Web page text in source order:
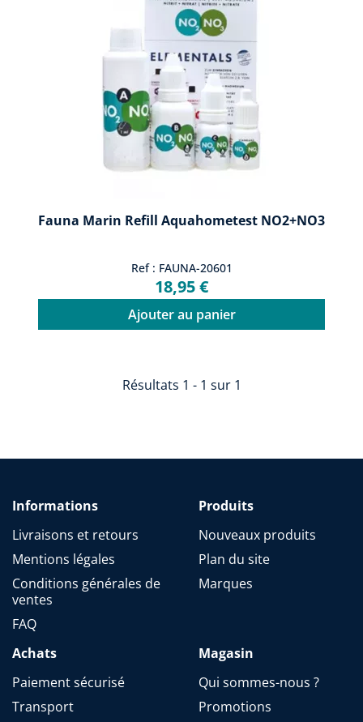
Fauna Marin Refill Aquahometest NO2+NO3
Ref : FAUNA-20601
18,95 €
Ajouter au panier
Résultats 1 - 1 sur 1
Informations
Livraisons et retours
Mentions légales
Conditions générales de
ventes
FAQ
Produits
Nouveaux produits
Plan du site
Marques
Achats
Paiement sécurisé
Transport
Magasin
Qui sommes-nous ?
Promotions